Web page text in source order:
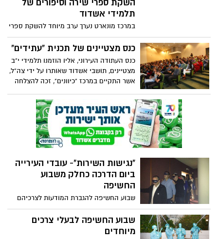
מדינת ישראל והמפעל הציוני
השקת ספרי שירה וסיפורים של
תלמידי אשדוד
במרכז מונארט נערך ערב מיוחד להשקת ספרי
שירה וסיפורים, פרי עטם של תלמידי סדנאות
הכתיבה באשדוד. במהלך הערב הוקראו קטעי
קריאה ושירה מהספרים שכתבו הילדים
המוכשרים, דור העתיד של היוצרים באשדוד
כנס מצטיינים של תכנית "עתידים"
כנס העתודה העירוני, אליו הוזמנו תלמידי י"ב
מצטיינים, תושבי אשדוד שאותרו על ידי צה"ל,
אשר התקיים במרכז "כיוונים", זכה להצלחה
שהגיעו עם הוריהם הגאים להתרשם
מהתוכנית המיוחדת.
"נגישות השירות"- עובדי העירייה
ביום הדרכה כחלק משבוע
החשיפה
שבוע החשיפה להגברת המודעות לצרכיהם
של אוכלוסיות עם צרכים מיוחדים, מצא את
עובדי העירייה מרותקים בקשב רב אל
הרצאות, סרטונים וחומרי הסברה שהוצגו
שבוע החשיפה לבעלי צרכים
מיוחדים